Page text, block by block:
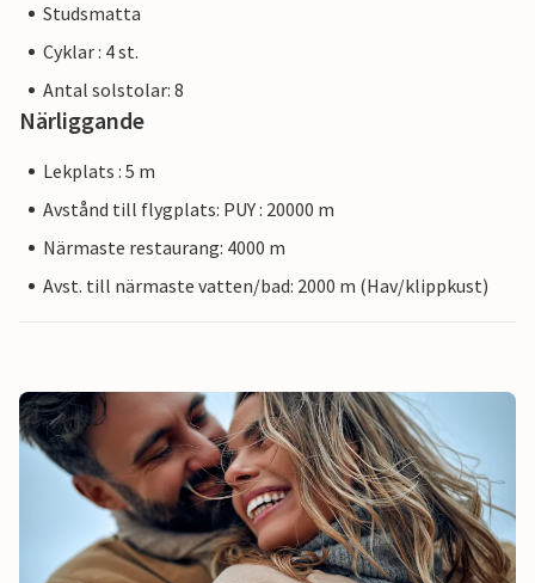
Studsmatta
Cyklar : 4 st.
Antal solstolar: 8
Närliggande
Lekplats : 5 m
Avstånd till flygplats: PUY : 20000 m
Närmaste restaurang: 4000 m
Avst. till närmaste vatten/bad: 2000 m (Hav/klippkust)